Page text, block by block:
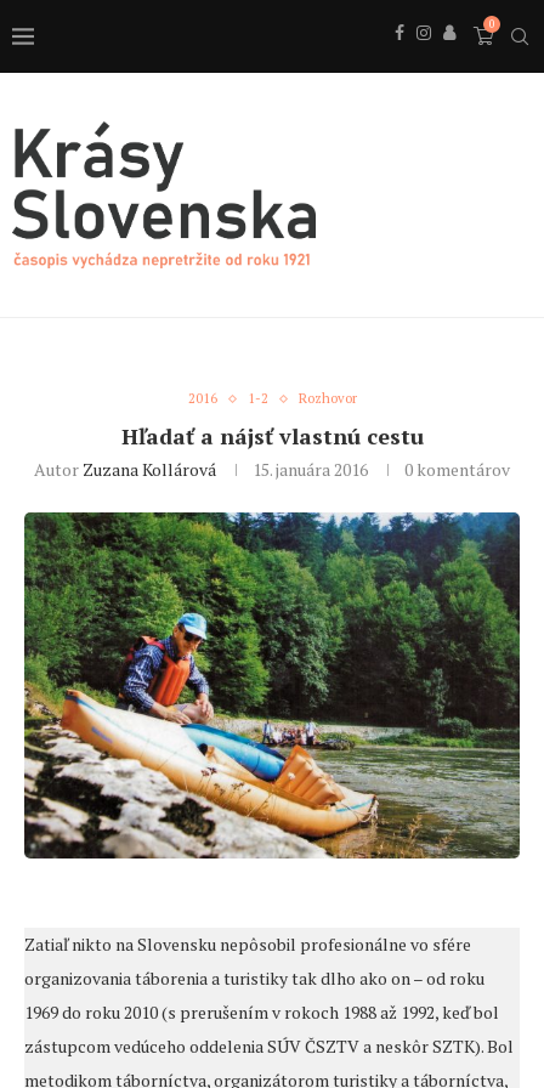
0
2016 1-2 Rozhovor
Hľadať a nájsť vlastnú cestu
Autor Zuzana Kollárová 15. januára 2016 0 komentárov
Zatiaľ nikto na Slovensku nepôsobil profesionálne vo sfére
organizovania táborenia a turistiky tak dlho ako on – od roku
1969 do roku 2010 (s prerušením v rokoch 1988 až 1992, keď bol
zástupcom vedúceho oddelenia SÚV ČSZTV a neskôr SZTK). Bol
metodikom táborníctva, organizátorom turistiky a táborníctva,